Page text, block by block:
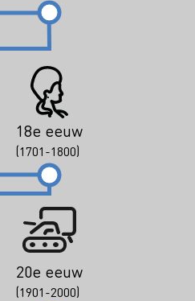
18e eeuw
(1701-1800)
20e eeuw
(1901-2000)